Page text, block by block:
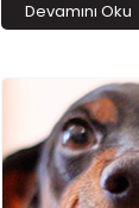
Hachiko'nun
insanlar
Devamını Oku